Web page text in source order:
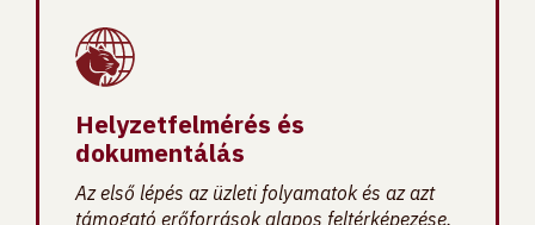
Helyzetfelmérés és
dokumentálás
Az első lépés az üzleti folyamatok és az azt
támogató erőforrások alapos feltérképezése.